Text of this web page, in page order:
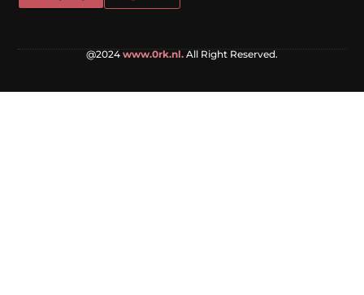
@2024 www.0rk.nl. All Right Reserved.